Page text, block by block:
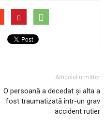
Articolul următor
O persoană a decedat și alta a
fost traumatizată într-un grav
accident rutier